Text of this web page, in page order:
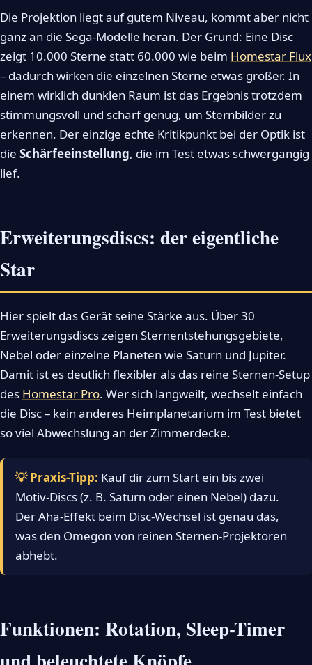
Die Projektion liegt auf gutem Niveau, kommt aber nicht
ganz an die Sega-Modelle heran. Der Grund: Eine Disc
zeigt 10.000 Sterne statt 60.000 wie beim Homestar Flux
– dadurch wirken die einzelnen Sterne etwas größer. In
einem wirklich dunklen Raum ist das Ergebnis trotzdem
stimmungsvoll und scharf genug, um Sternbilder zu
erkennen. Der einzige echte Kritikpunkt bei der Optik ist
die Schärfeeinstellung, die im Test etwas schwergängig
lief.
Erweiterungsdiscs: der eigentliche
Star
Hier spielt das Gerät seine Stärke aus. Über 30
Erweiterungsdiscs zeigen Sternentstehungsgebiete,
Nebel oder einzelne Planeten wie Saturn und Jupiter.
Damit ist es deutlich flexibler als das reine Sternen-Setup
des Homestar Pro. Wer sich langweilt, wechselt einfach
die Disc – kein anderes Heimplanetarium im Test bietet
so viel Abwechslung an der Zimmerdecke.
💡 Praxis-Tipp: Kauf dir zum Start ein bis zwei
Motiv-Discs (z. B. Saturn oder einen Nebel) dazu.
Der Aha-Effekt beim Disc-Wechsel ist genau das,
was den Omegon von reinen Sternen-Projektoren
abhebt.
Funktionen: Rotation, Sleep-Timer